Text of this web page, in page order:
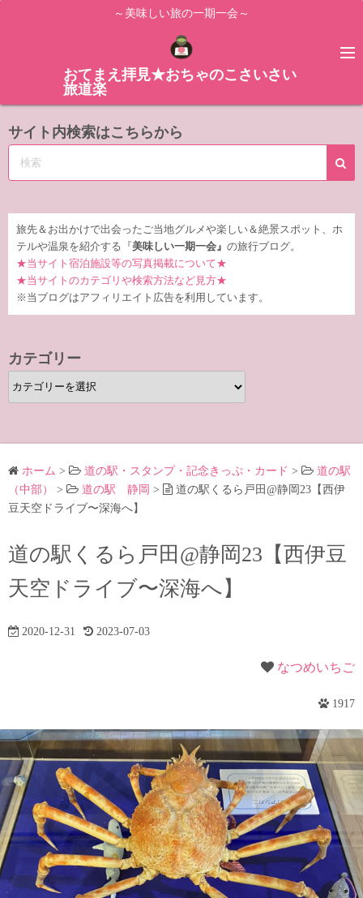
ス
ッ
～美味しい旅の一期一会～
おてまえ拝見★おちゃのこさいさい
旅道楽
サイト内検索はこちらから
旅先＆お出かけで出会ったご当地グルメや楽しい＆絶景スポット、ホ
テルや温泉を紹介する『 美味しい一期一会』 の旅行ブログ。
★当サイト宿泊施設等の写真掲載について★
★当サイトのカテゴリや検索方法など見方★
※当ブログはアフィリエイト広告を利用しています。
カテゴリー
カ
テ
リ
ー ホーム > 道の駅・スタンプ・記念きっぷ・カード >
道の駅
（中部）
> 道の駅 静岡 >
道の駅くるら戸田@静岡23【西伊
豆天空ドライブ〜深海へ】
道の駅くるら戸田@静岡23【西伊豆
天空ドライブ〜深海へ】
2020-12-31 2023-07-03
なつめいちご
1917